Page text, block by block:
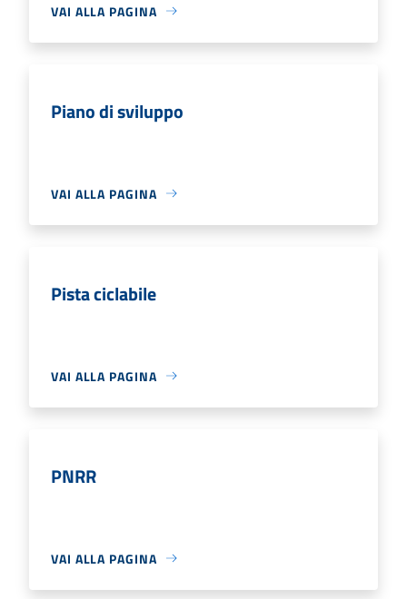
VAI ALLA PAGINA
Piano di sviluppo
VAI ALLA PAGINA
Pista ciclabile
VAI ALLA PAGINA
PNRR
VAI ALLA PAGINA